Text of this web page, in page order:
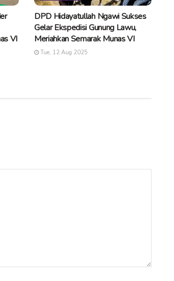
VI
DPD Hidayatullah Ngawi Sukses
Gelar Ekspedisi Gunung Lawu,
Meriahkan Semarak Munas VI
Tue, 12 Aug 2025